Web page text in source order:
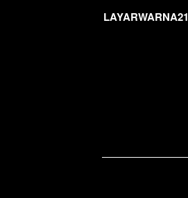
LAYARWARNA21